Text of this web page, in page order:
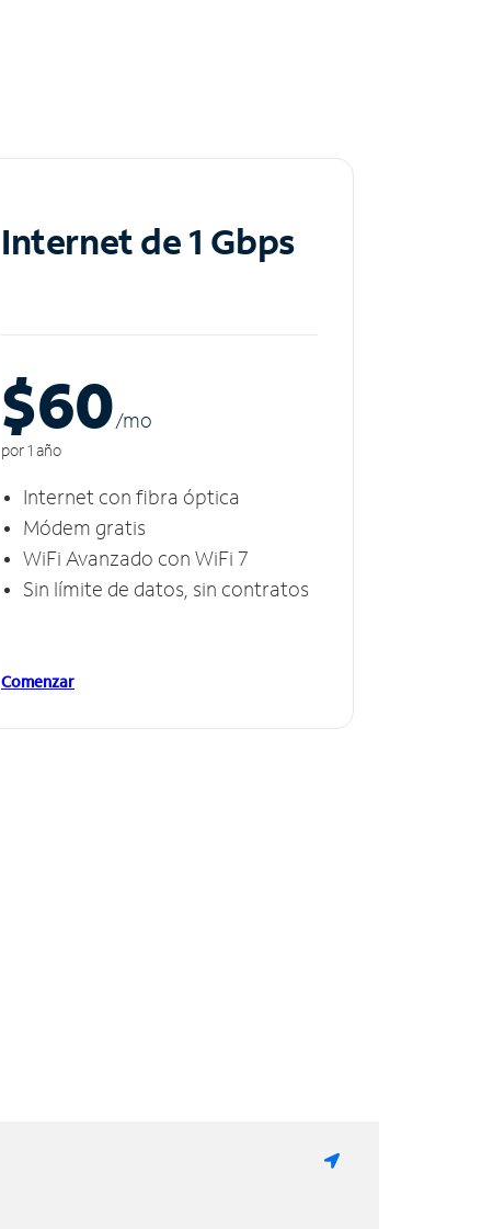
Internet de 1 Gbps
$60/mo
por 1 año
Internet con fibra óptica
Módem gratis
WiFi Avanzado con WiFi 7
Sin límite de datos, sin contratos
Comenzar